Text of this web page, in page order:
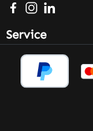
Besuche uns auf
Schau auf
Vernetze
Service